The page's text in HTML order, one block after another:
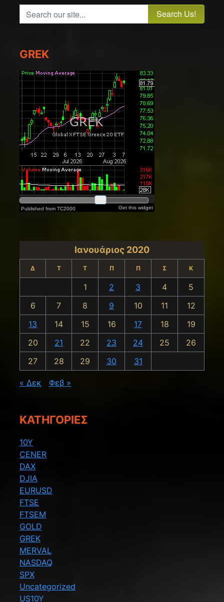
Search our site...
GREK
Ιανουάριος 2020
Δ Τ Τ Π Π Σ Κ
1 2 3 4
5
6
7 8 9 10 11
12
13
14 15 16 17 18
19
20
21 22 23 24 25
26
27
28 29 30 31
« Δεκ Φεβ »
KΑΤΗΓΟΡΊΕΣ
10Y
CENER
DAX
DJIA
EURUSD
FTSE
FTSEM
GOLD
GREK
MERVAL
NASDAQ
SPX
Uncategorized
US10Y